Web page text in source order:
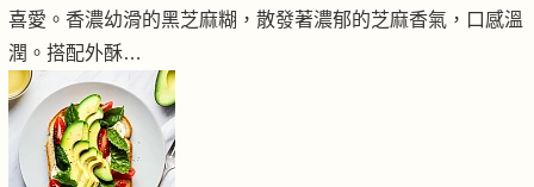
喜愛。香濃幼滑的黑芝麻糊，散發著濃郁的芝麻香氣，口感溫
潤。搭配外酥…